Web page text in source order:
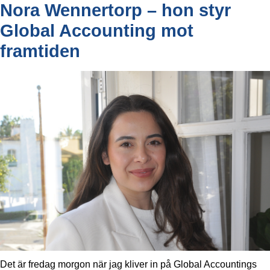
Nora Wennertorp – hon styr
Global Accounting mot
framtiden
Det är fredag morgon när jag kliver in på Global Accountings